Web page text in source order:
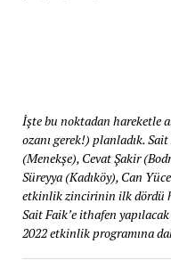
İşte bu noktadan hareketle
ozanı gerek!) planladık.
(Menekşe), Cevat Şakir
Süreyya (Kadıköy), Can
etkinlik zincirinin ilk dördü
Sait Faik’e ithafen
2022 etkinlik programına